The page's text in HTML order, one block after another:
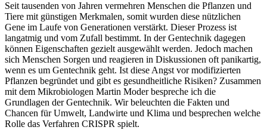
Seit tausenden von Jahren vermehren Menschen die Pflanzen und
Tiere mit günstigen Merkmalen, somit wurden diese nützlichen
Gene im Laufe von Generationen verstärkt. Dieser Prozess ist
langatmig und vom Zufall bestimmt. In der Gentechnik dagegen
können Eigenschaften gezielt ausgewählt werden. Jedoch machen
sich Menschen Sorgen und reagieren in Diskussionen oft panikartig,
wenn es um Gentechnik geht. Ist diese Angst vor modifizierten
Pflanzen begründet und gibt es gesundheitliche Risiken? Zusammen
mit dem Mikrobiologen Martin Moder bespreche ich die
Grundlagen der Gentechnik. Wir beleuchten die Fakten und
Chancen für Umwelt, Landwirte und Klima und besprechen welche
Rolle das Verfahren CRISPR spielt.